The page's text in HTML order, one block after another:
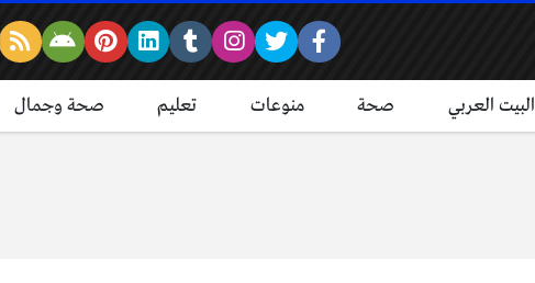
البيت العربي صحة منوعات تعليم صحة وجمال